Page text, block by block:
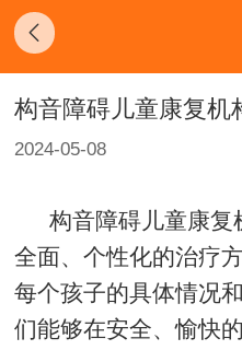
构音障碍儿童康复机
2024-05-08
构音障碍儿童康复
全面、个性化的治疗
每个孩子的具体情况
们能够在安全、愉快